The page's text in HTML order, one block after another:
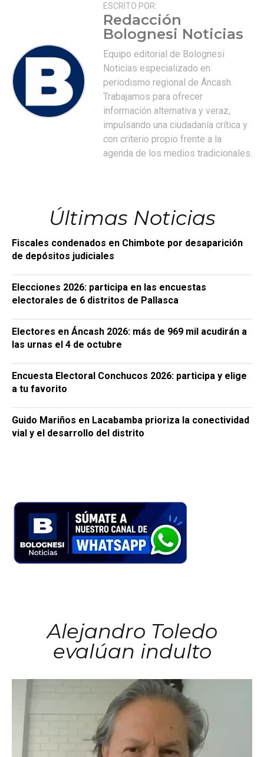
ESCRITO POR:
Redacción
Bolognesi Noticias
Equipo editorial de Bolognesi
Noticias especializado en
periodismo regional de Áncash.
Trabajamos para ofrecer
información alternativa y veraz,
impulsando una ciudadanía crítica y
con criterio propio frente a la
agenda de los medios tradicionales.
Últimas Noticias
Fiscales condenados en Chimbote por desaparición
de depósitos judiciales
Elecciones 2026: participa en las encuestas
electorales de 6 distritos de Pallasca
Electores en Áncash 2026: más de 969 mil acudirán a
las urnas el 4 de octubre
Encuesta Electoral Conchucos 2026: participa y elige
a tu favorito
Guido Mariños en Lacabamba prioriza la conectividad
vial y el desarrollo del distrito
Alejandro Toledo
evalúan indulto